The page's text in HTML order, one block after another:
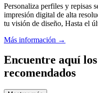
Personaliza perfiles y repisas
impresión digital de alta
tu visión de diseño, Hasta el
Más información →
Encuentre aquí
recomendados